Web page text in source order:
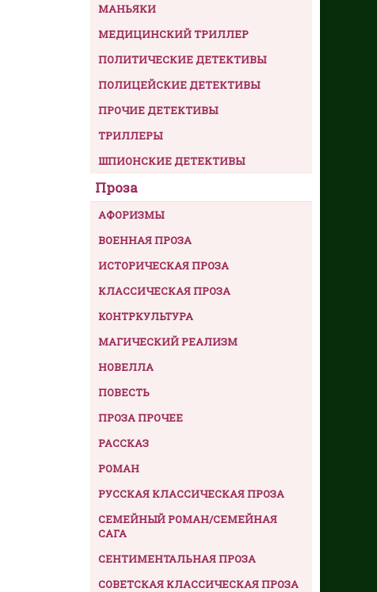
МАНЬЯКИ
МЕДИЦИНСКИЙ ТРИЛЛЕР
ПОЛИТИЧЕСКИЕ ДЕТЕКТИВЫ
ПОЛИЦЕЙСКИЕ ДЕТЕКТИВЫ
ПРОЧИЕ ДЕТЕКТИВЫ
ТРИЛЛЕРЫ
ШПИОНСКИЕ ДЕТЕКТИВЫ
Проза
АФОРИЗМЫ
ВОЕННАЯ ПРОЗА
ИСТОРИЧЕСКАЯ ПРОЗА
КЛАССИЧЕСКАЯ ПРОЗА
КОНТРКУЛЬТУРА
МАГИЧЕСКИЙ РЕАЛИЗМ
НОВЕЛЛА
ПОВЕСТЬ
ПРОЗА ПРОЧЕЕ
РАССКАЗ
РОМАН
РУССКАЯ КЛАССИЧЕСКАЯ ПРОЗА
СЕМЕЙНЫЙ РОМАН/СЕМЕЙНАЯ
САГА
СЕНТИМЕНТАЛЬНАЯ ПРОЗА
СОВЕТСКАЯ КЛАССИЧЕСКАЯ ПРОЗА